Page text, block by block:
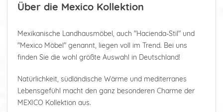
Über die Mexico Kollektion
Mexikanische Landhausmöbel, auch "Hacienda-Stil" und
"Mexico Möbel" genannt, liegen voll im Trend. Bei uns
finden Sie die wohl größte Auswahl in Deutschland!
Natürlichkeit, südländische Wärme und mediterranes
Lebensgefühl macht den ganz besonderen Charme der
MEXICO Kollektion aus.